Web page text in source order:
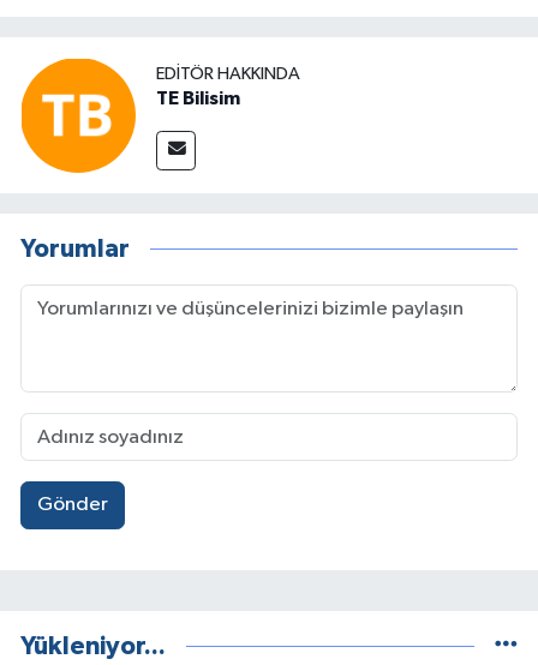
EDITÖR HAKKINDA
TE Bilisim
Yorumlar
Gönder
Yükleniyor...